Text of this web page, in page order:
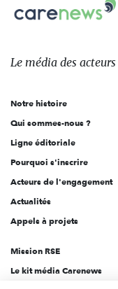
sur:
Le
des
l'engagement
Le média des acteurs
Notre histoire
Qui sommes-nous ?
Ligne éditoriale
Pourquoi s'inscrire
Acteurs de l'engagement
Actualités
Appels à projets
Mission RSE
Le kit média Carenews